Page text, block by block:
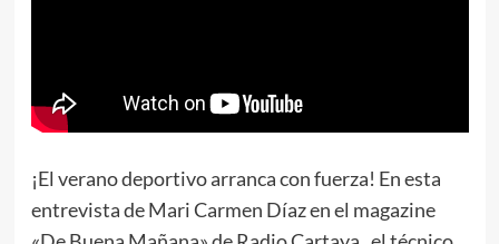
¡El verano deportivo arranca con fuerza! En esta
entrevista de Mari Carmen Díaz en el magazine